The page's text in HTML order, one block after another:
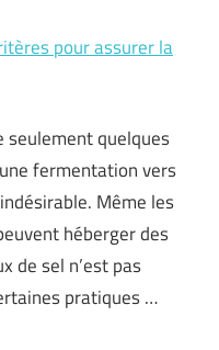
pour assurer la
seulement quelques
fermentation vers
Même les
héberger des
de sel n’est pas
pratiques …